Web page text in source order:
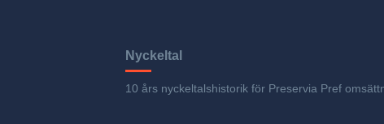
Nyckeltal
10 års nyckeltalshistorik för Preservia Pref